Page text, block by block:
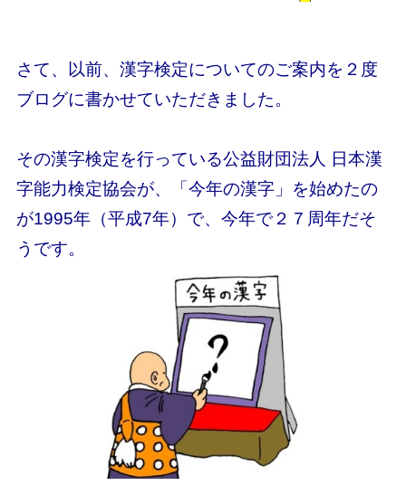
さて、以前、漢字検定についてのご案内を２度
ブログに書かせていただきました。
その漢字検定を行っている公益財団法人 日本漢
字能力検定協会が、「今年の漢字」を始めたの
が1995年（平成7年）で、今年で２７周年だそ
うです。